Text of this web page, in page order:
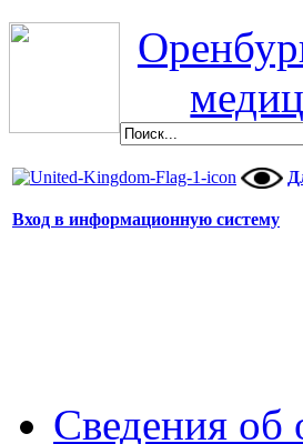
Вход в информационную систему
Сведения об